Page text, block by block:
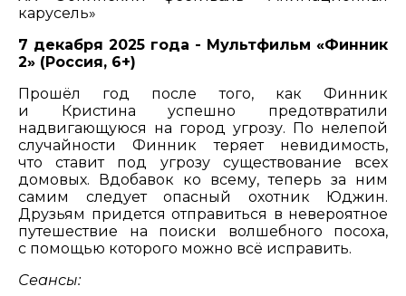
карусель»
7 декабря 2025 года - Мультфильм «Финник
2» (Россия, 6+)
Прошёл год после того, как Финник
и Кристина успешно предотвратили
надвигающуюся на город угрозу. По нелепой
случайности Финник теряет невидимость,
что ставит под угрозу существование всех
домовых. Вдобавок ко всему, теперь за ним
самим следует опасный охотник Юджин.
Друзьям придется отправиться в невероятное
путешествие на поиски волшебного посоха,
с помощью которого можно всё исправить.
Сеансы: